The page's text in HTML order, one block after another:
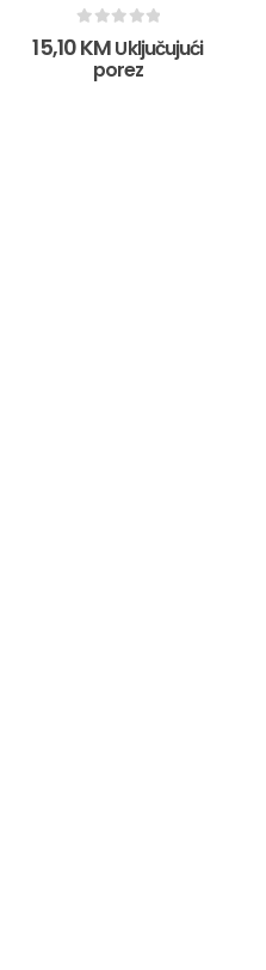
15,10KMUključujući
porez